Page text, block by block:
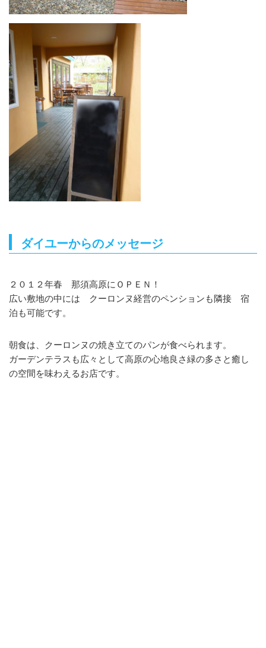
ダイユーからのメッセージ
２０１２年春 那須高原にＯＰＥＮ！
広い敷地の中には クーロンヌ経営のペンションも隣接 宿
泊も可能です。
朝食は、クーロンヌの焼き立てのパンが食べられます。
ガーデンテラスも広々として高原の心地良さ緑の多さと癒し
の空間を味わえるお店です。